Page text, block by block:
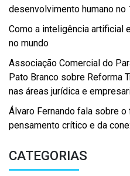
desenvolvimento humano no
Como a inteligência artificial
no mundo
Associação Comercial do
Pato Branco sobre Reforma
nas áreas jurídica e
Álvaro Fernando fala sobre
pensamento crítico e da
CATEGORIAS